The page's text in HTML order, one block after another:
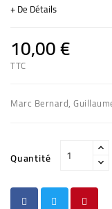
+ De Détails
10,00 €
TTC
Marc Bernard,
Quantité